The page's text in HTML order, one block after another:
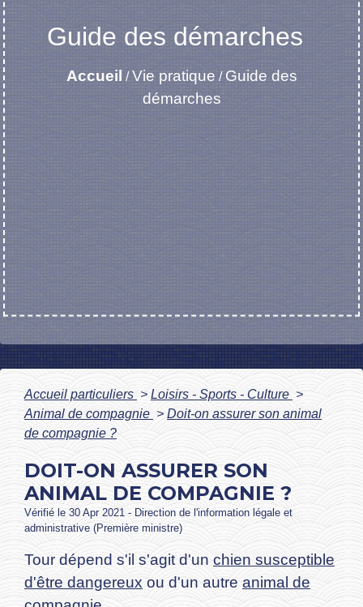
Guide des démarches
Accueil /Vie pratique / Guide des
démarches
Accueil particuliers > Loisirs - Sports - Culture >
Animal de compagnie > Doit-on assurer son animal
de compagnie ?
DOIT-ON ASSURER SON
ANIMAL DE COMPAGNIE ?
Vérifié le 30 Apr 2021 - Direction de l'information légale et
administrative (Première ministre)
Tour dépend s'il s'agit d'un chien susceptible
d'être dangereux ou d'un autre animal de